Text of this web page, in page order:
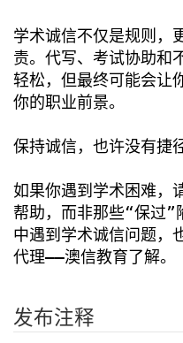
学术诚信不仅是规则，
责。代写、考试协助和
轻松，但最终可能会让
你的职业前景。
保持诚信，也许没有捷
如果你遇到学术困难，
帮助，而非那些“保过”
中遇到学术诚信问题，
代理——澳信教育了解。
发布注释